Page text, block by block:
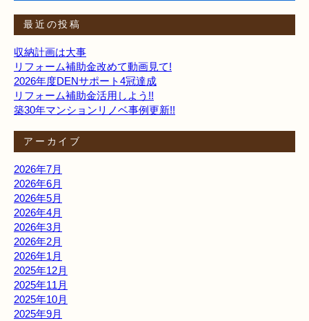
最近の投稿
収納計画は大事
リフォーム補助金改めて動画見て!
2026年度DENサポート4冠達成
リフォーム補助金活用しよう!!
築30年マンションリノベ事例更新!!
アーカイブ
2026年7月
2026年6月
2026年5月
2026年4月
2026年3月
2026年2月
2026年1月
2025年12月
2025年11月
2025年10月
2025年9月